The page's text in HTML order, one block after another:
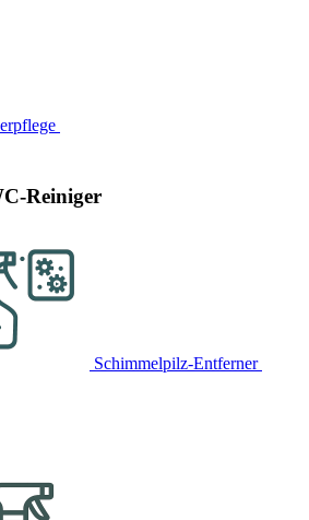
Reiniger
Schimmelpilz-Entferner